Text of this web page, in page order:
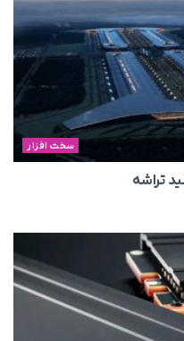
سخت افزار
تراشه